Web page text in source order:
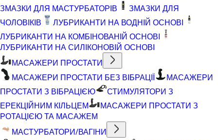
ЗМАЗКИ ДЛЯ МАСТУРБАТОРІВ
ЗМАЗКИ ДЛЯ
ЧОЛОВІКІВ
ЛУБРИКАНТИ НА ВОДНІЙ ОСНОВІ
ЛУБРИКАНТИ НА КОМБІНОВАНІЙ ОСНОВІ
ЛУБРИКАНТИ НА СИЛІКОНОВІЙ ОСНОВІ
МАСАЖЕРИ ПРОСТАТИ
МАСАЖЕРИ ПРОСТАТИ БЕЗ ВІБРАЦІЇ
МАСАЖЕРИ
ПРОСТАТИ З ВІБРАЦІЄЮ
СТИМУЛЯТОРИ З
ЕРЕКЦІЙНИМ КІЛЬЦЕМ
МАСАЖЕРИ ПРОСТАТИ З
РОТАЦІЄЮ ТА МАСАЖЕМ
МАСТУРБАТОРИ/ВАГІНИ